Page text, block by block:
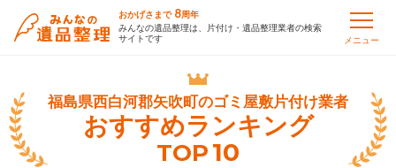
おかげさまで 8周年
みんなの遺品整理は、片付け・遺品整理業者の検索
サイトです
メニュー
福島県西白河郡矢吹町のゴミ屋敷片付け業者
おすすめランキング
TOP10